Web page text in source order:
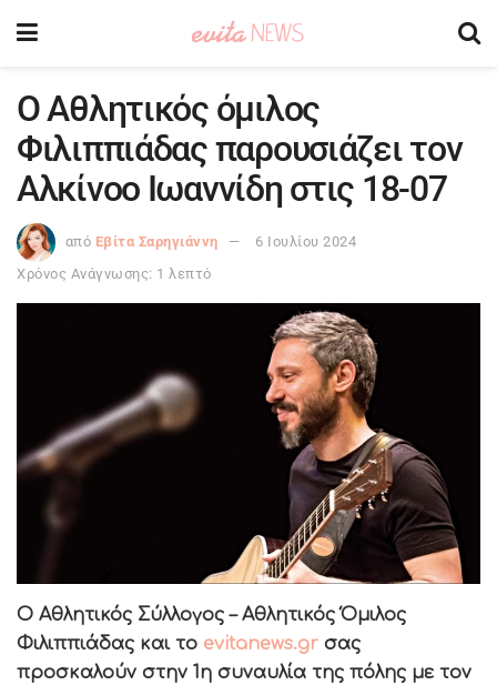
Ο Αθλητικός όμιλος
Φιλιππιάδας παρουσιάζει τον
Αλκίνοο Ιωαννίδη στις 18-07
από Εβίτα Σαρηγιάννη
6 Ιουλίου 2024
Χρόνος Ανάγνωσης: 1 λεπτό
Ο Αθλητικός Σύλλογος – Αθλητικός Όμιλος
Φιλιππιάδας και το evitanews.gr σας
προσκαλούν στην 1η συναυλία της πόλης με τον